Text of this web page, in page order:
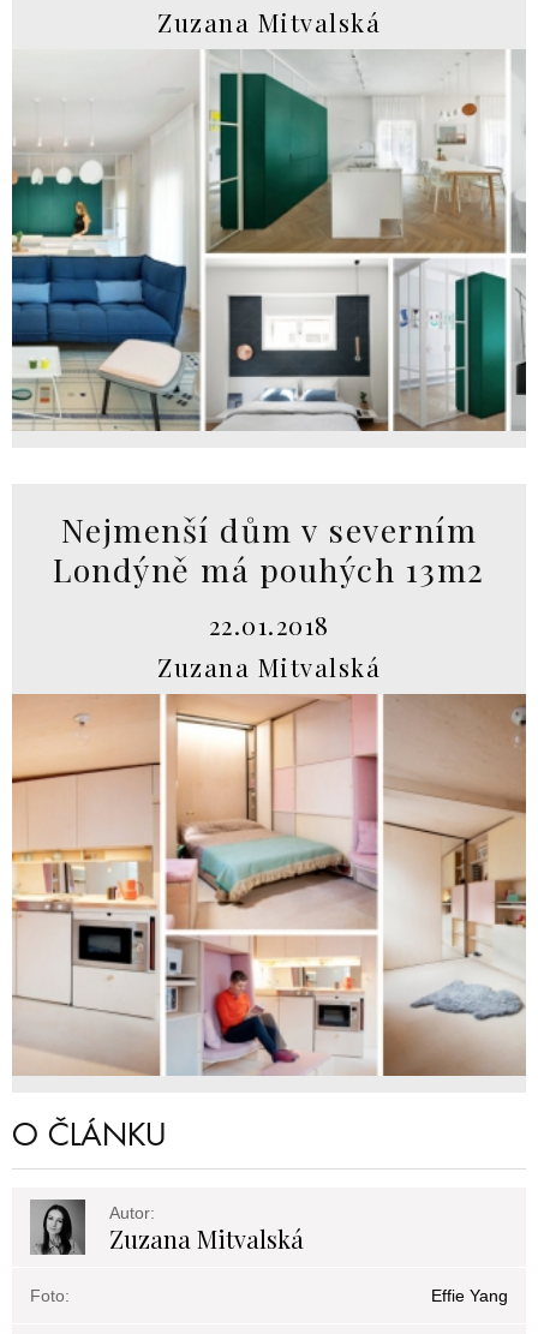
Zuzana Mitvalská
Nejmenší dům v severním
Londýně má pouhých 13m2
22.01.2018
Zuzana Mitvalská
O ČLÁNKU
Autor:
Zuzana Mitvalská
Foto: Effie Yang